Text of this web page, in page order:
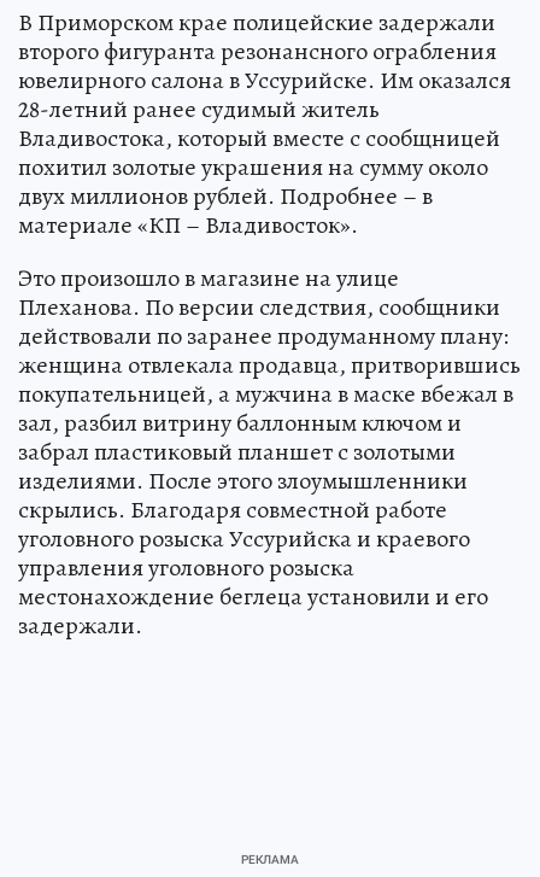
В Приморском крае полицейские задержали
второго фигуранта резонансного ограбления
ювелирного салона в Уссурийске. Им оказался
28-летний ранее судимый житель
Владивостока, который вместе с сообщницей
похитил золотые украшения на сумму около
двух миллионов рублей. Подробнее – в
материале «КП – Владивосток».
Это произошло в магазине на улице
Плеханова. По версии следствия, сообщники
действовали по заранее продуманному плану:
женщина отвлекала продавца, притворившись
покупательницей, а мужчина в маске вбежал в
зал, разбил витрину баллонным ключом и
забрал пластиковый планшет с золотыми
изделиями. После этого злоумышленники
скрылись. Благодаря совместной работе
уголовного розыска Уссурийска и краевого
управления уголовного розыска
местонахождение беглеца установили и его
задержали.